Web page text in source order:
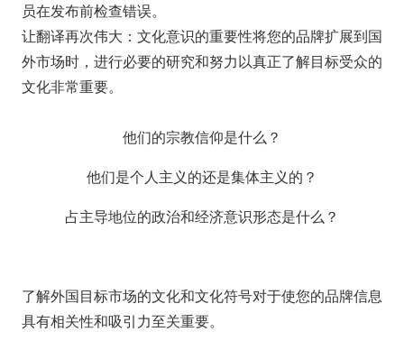
员在发布前检查错误。
让翻译再次伟大：文化意识的重要性将您的品牌扩展到国
外市场时，进行必要的研究和努力以真正了解目标受众的
文化非常重要。
他们的宗教信仰是什么？
他们是个人主义的还是集体主义的？
占主导地位的政治和经济意识形态是什么？
了解外国目标市场的文化和文化符号对于使您的品牌信息
具有相关性和吸引力至关重要。